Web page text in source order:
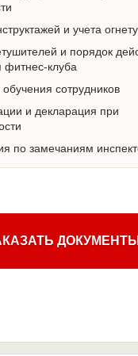
и учета
и порядок
фитнес-клуба
сотрудников
и декларация при
по замечаниям
ДОКУМЕНТЫ